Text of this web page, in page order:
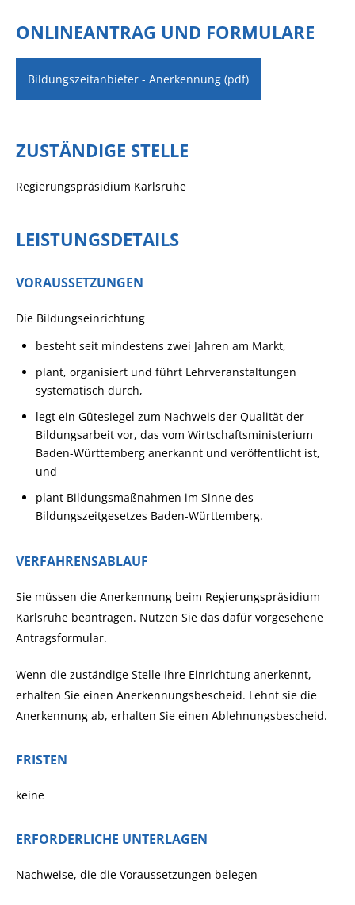
ONLINEANTRAG UND FORMULARE
Bildungszeitanbieter - Anerkennung (pdf)
ZUSTÄNDIGE STELLE
Regierungspräsidium Karlsruhe
LEISTUNGSDETAILS
VORAUSSETZUNGEN
Die Bildungseinrichtung
besteht seit mindestens zwei Jahren am Markt,
plant, organisiert und führt Lehrveranstaltungen
systematisch durch,
legt ein Gütesiegel zum Nachweis der Qualität der
Bildungsarbeit vor, das vom Wirtschaftsministerium
Baden-Württemberg anerkannt und veröffentlicht ist,
und
plant Bildungsmaßnahmen im Sinne des
Bildungszeitgesetzes Baden-Württemberg.
VERFAHRENSABLAUF
Sie müssen die Anerkennung beim Regierungspräsidium
Karlsruhe beantragen. Nutzen Sie das dafür vorgesehene
Antragsformular.
Wenn die zuständige Stelle Ihre Einrichtung anerkennt,
erhalten Sie einen Anerkennungsbescheid. Lehnt sie die
Anerkennung ab, erhalten Sie einen Ablehnungsbescheid.
FRISTEN
keine
ERFORDERLICHE UNTERLAGEN
Nachweise, die die Voraussetzungen belegen